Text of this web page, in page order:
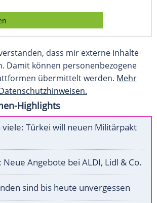
dass mir externe Inhalte
Damit können personenbezogene
übermittelt werden. Mehr
Highlights
viele: Türkei will neuen Militärpakt
Neue Angebote bei ALDI, Lidl & Co.
sind bis heute unvergessen